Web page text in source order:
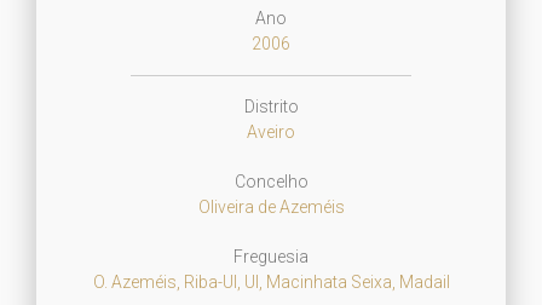
Ano
2006
Distrito
Aveiro
Concelho
Oliveira de Azeméis
Freguesia
O. Azeméis, Riba-Ul, Ul, Macinhata Seixa, Madail